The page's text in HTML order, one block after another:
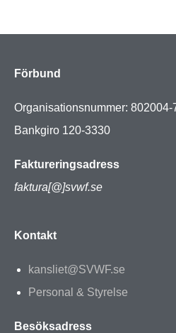
Förbund
Organisationsnummer: 802004-
Bankgiro 120-3330
Faktureringsadress
faktura[@]svwf.se
Kontakt
kansliet@SVWF.se
Personal & Styrelse
Besöksadress